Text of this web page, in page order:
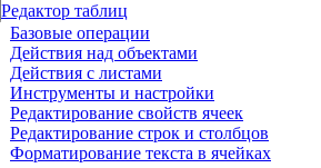
Редактор таблиц
Базовые операции
Действия над объектами
Действия с листами
Инструменты и настройки
Редактирование свойств ячеек
Редактирование строк и столбцов
Форматирование текста в ячейках